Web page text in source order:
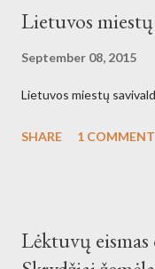
Lietuvos
September 08, 2015
Lietuvos miestų
SHARE 1 COMMENT
Lėktuvų